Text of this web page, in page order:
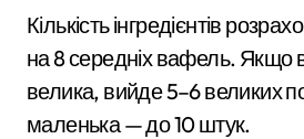
Кількість інгредієнтів
на 8 середніх вафель. Якщо
велика, вийде 5–6 великих
маленька — до 10 штук.